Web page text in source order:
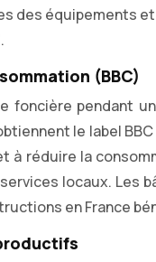
des équipements
(BBC)
pendant
le label
à réduire la
locaux. Les
en France